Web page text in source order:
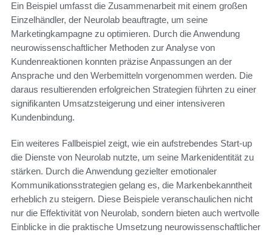
Ein Beispiel umfasst die Zusammenarbeit mit einem großen
Einzelhändler, der Neurolab beauftragte, um seine
Marketingkampagne zu optimieren. Durch die Anwendung
neurowissenschaftlicher Methoden zur Analyse von
Kundenreaktionen konnten präzise Anpassungen an der
Ansprache und den Werbemitteln vorgenommen werden. Die
daraus resultierenden erfolgreichen Strategien führten zu einer
signifikanten Umsatzsteigerung und einer intensiveren
Kundenbindung.
Ein weiteres Fallbeispiel zeigt, wie ein aufstrebendes Start-up
die Dienste von Neurolab nutzte, um seine Markenidentität zu
stärken. Durch die Anwendung gezielter emotionaler
Kommunikationsstrategien gelang es, die Markenbekanntheit
erheblich zu steigern. Diese Beispiele veranschaulichen nicht
nur die Effektivität von Neurolab, sondern bieten auch wertvolle
Einblicke in die praktische Umsetzung neurowissenschaftlicher